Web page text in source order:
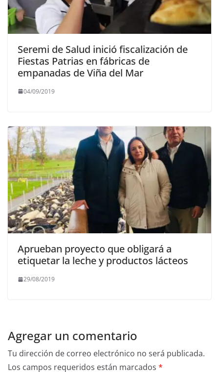
Seremi de Salud inició fiscalización de
Fiestas Patrias en fábricas de
empanadas de Viña del Mar
04/09/2019
Aprueban proyecto que obligará a
etiquetar la leche y productos lácteos
29/08/2019
Agregar un comentario
Tu dirección de correo electrónico no será publicada.
Los campos requeridos están marcados *